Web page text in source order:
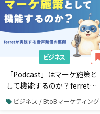
ビジネス
「Podcast」はマーケ施策と
して機能するのか？ferretが
実践する音声発信の裏側
ビジネス / BtoBマーケティング